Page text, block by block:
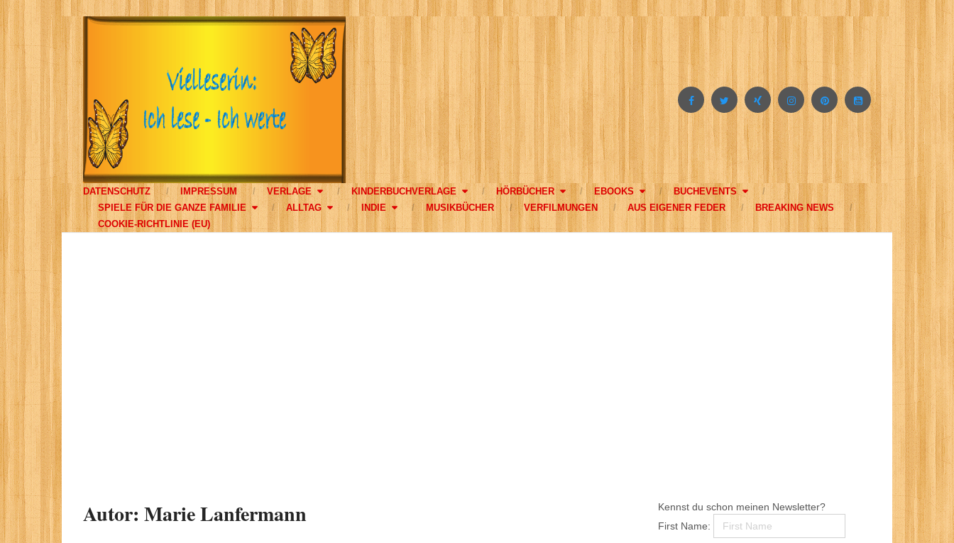
DATENSCHUTZ IMPRESSUM VERLAGE KINDERBUCHVERLAGE HÖRBÜCHER EBOOKS
BUCHEVENTS
SPIELE FÜR DIE GANZE FAMILIE
ALLTAG INDIE MUSIKBÜCHER VERFILMUNGEN AUS EIGENER FEDER
BREAKING NEWS
COOKIE-RICHTLINIE (EU)
Autor: Marie Lanfermann
Kennst du schon meinen Newsletter?
First Name: